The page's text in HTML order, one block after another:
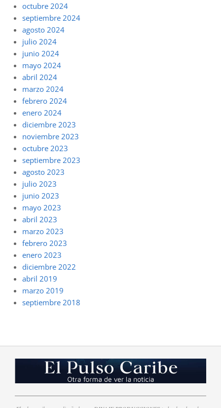
octubre 2024
septiembre 2024
agosto 2024
julio 2024
junio 2024
mayo 2024
abril 2024
marzo 2024
febrero 2024
enero 2024
diciembre 2023
noviembre 2023
octubre 2023
septiembre 2023
agosto 2023
julio 2023
junio 2023
mayo 2023
abril 2023
marzo 2023
febrero 2023
enero 2023
diciembre 2022
abril 2019
marzo 2019
septiembre 2018